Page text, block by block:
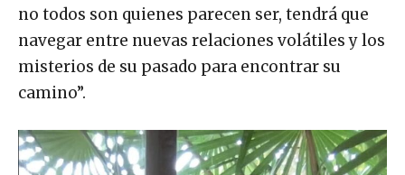
no todos son quienes parecen ser, tendrá que
navegar entre nuevas relaciones volátiles y los
misterios de su pasado para encontrar su
camino”.